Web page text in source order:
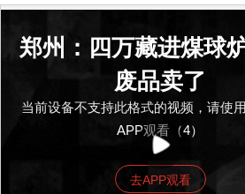
郑州：四万藏进煤球
废品卖了
当前设备不支持此格式的视频，请使
APP观看（4）
去APP观看